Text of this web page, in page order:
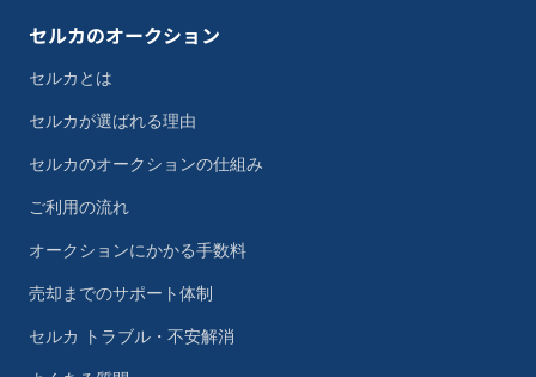
セルカのオークション
セルカとは
セルカが選ばれる理由
セルカのオークションの仕組み
ご利用の流れ
オークションにかかる手数料
売却までのサポート体制
セルカ トラブル・不安解消